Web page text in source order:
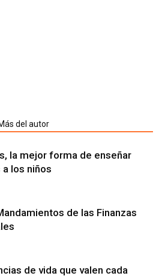
del autor
la mejor forma de enseñar
los niños
de las Finanzas
de vida que valen cada